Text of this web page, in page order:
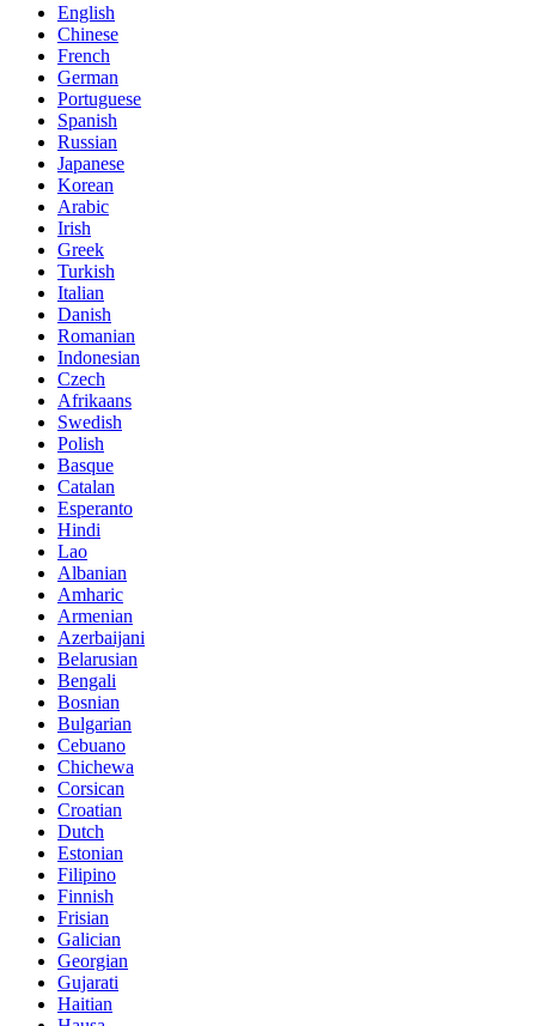
English
Chinese
French
German
Portuguese
Spanish
Russian
Japanese
Korean
Arabic
Irish
Greek
Turkish
Italian
Danish
Romanian
Indonesian
Czech
Afrikaans
Swedish
Polish
Basque
Catalan
Esperanto
Hindi
Lao
Albanian
Amharic
Armenian
Azerbaijani
Belarusian
Bengali
Bosnian
Bulgarian
Cebuano
Chichewa
Corsican
Croatian
Dutch
Estonian
Filipino
Finnish
Frisian
Galician
Georgian
Gujarati
Haitian